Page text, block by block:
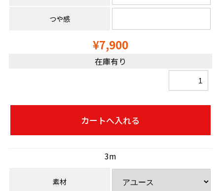
つや感
¥7,900
在庫有り
3m
素材